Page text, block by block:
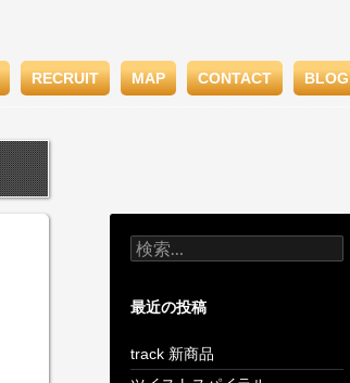
RECRUIT MAP CONTACT BLOG
検
索:
最近の投稿
track 新商品